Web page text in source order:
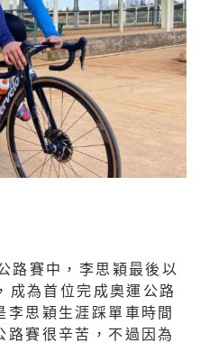
路賽中，李思穎最後以
成為首位完成奧運公路
思穎生涯踩單車時間
路賽很辛苦，不過因為